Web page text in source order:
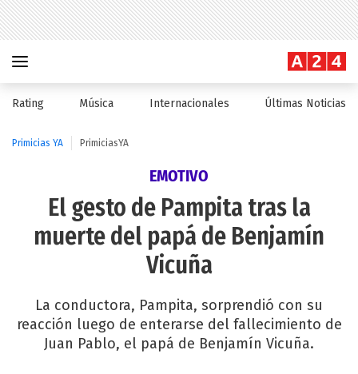
Rating Música Internacionales Últimas Noticias
Primicias YA PrimiciasYA
EMOTIVO
El gesto de Pampita tras la
muerte del papá de Benjamín
Vicuña
La conductora, Pampita, sorprendió con su
reacción luego de enterarse del fallecimiento de
Juan Pablo, el papá de Benjamín Vicuña.